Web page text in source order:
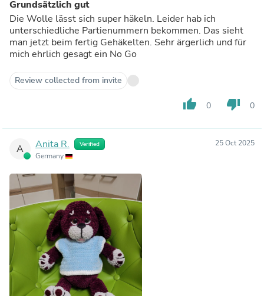
Grundsätzlich gut
Die Wolle lässt sich super häkeln. Leider hab ich
unterschiedliche Partienummern bekommen. Das sieht
man jetzt beim fertig Gehäkelten. Sehr ärgerlich und für
mich ehrlich gesagt ein No Go
Review collected from invite
thumb_up 0 thumb_down 0
A Anita R. Verified
Germany
25 Oct 2025